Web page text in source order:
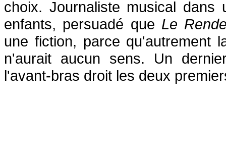
choix. Journaliste musical
enfants, persuadé que Le
une fiction, parce qu'autrement
n'aurait aucun sens. Un
l'avant-bras droit les deux